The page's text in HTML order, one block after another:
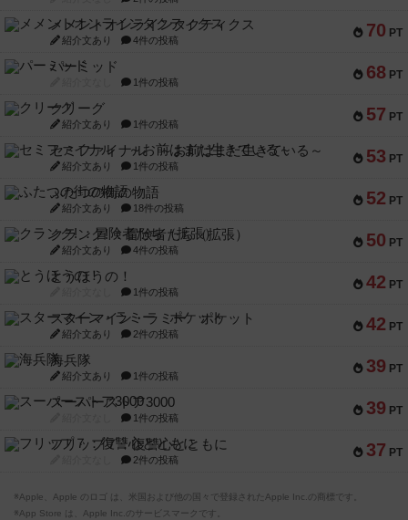
70 PT
メメントオンラインタクティクス
紹介文あり 4件の投稿
68 PT
パーミッド
1件の投稿
57 PT
クリーグ
紹介文あり 1件の投稿
53 PT
セミファイナル ～お前はまだ生きている～
紹介文あり 1件の投稿
52 PT
ふたつの街の物語
紹介文あり 18件の投稿
50 PT
クランク! ：冒険者たち（拡張）
紹介文あり 4件の投稿
42 PT
とうほうの！
1件の投稿
42 PT
スターマイン・ラミー ポケット
紹介文あり 2件の投稿
39 PT
海兵隊
紹介文あり 1件の投稿
39 PT
スーパーストア3000
1件の投稿
37 PT
フリップ７：復讐心とともに
2件の投稿
※Apple、Apple のロゴ は、米国および他の国々で登録されたApple Inc.の商標です。
※App Store は、Apple Inc.のサービスマークです。